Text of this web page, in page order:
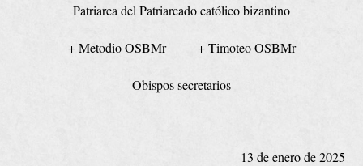
Patriarca del Patriarcado católico bizantino
+ Metodio OSBMr + Timoteo OSBMr
Obispos secretarios
13 de enero de 2025